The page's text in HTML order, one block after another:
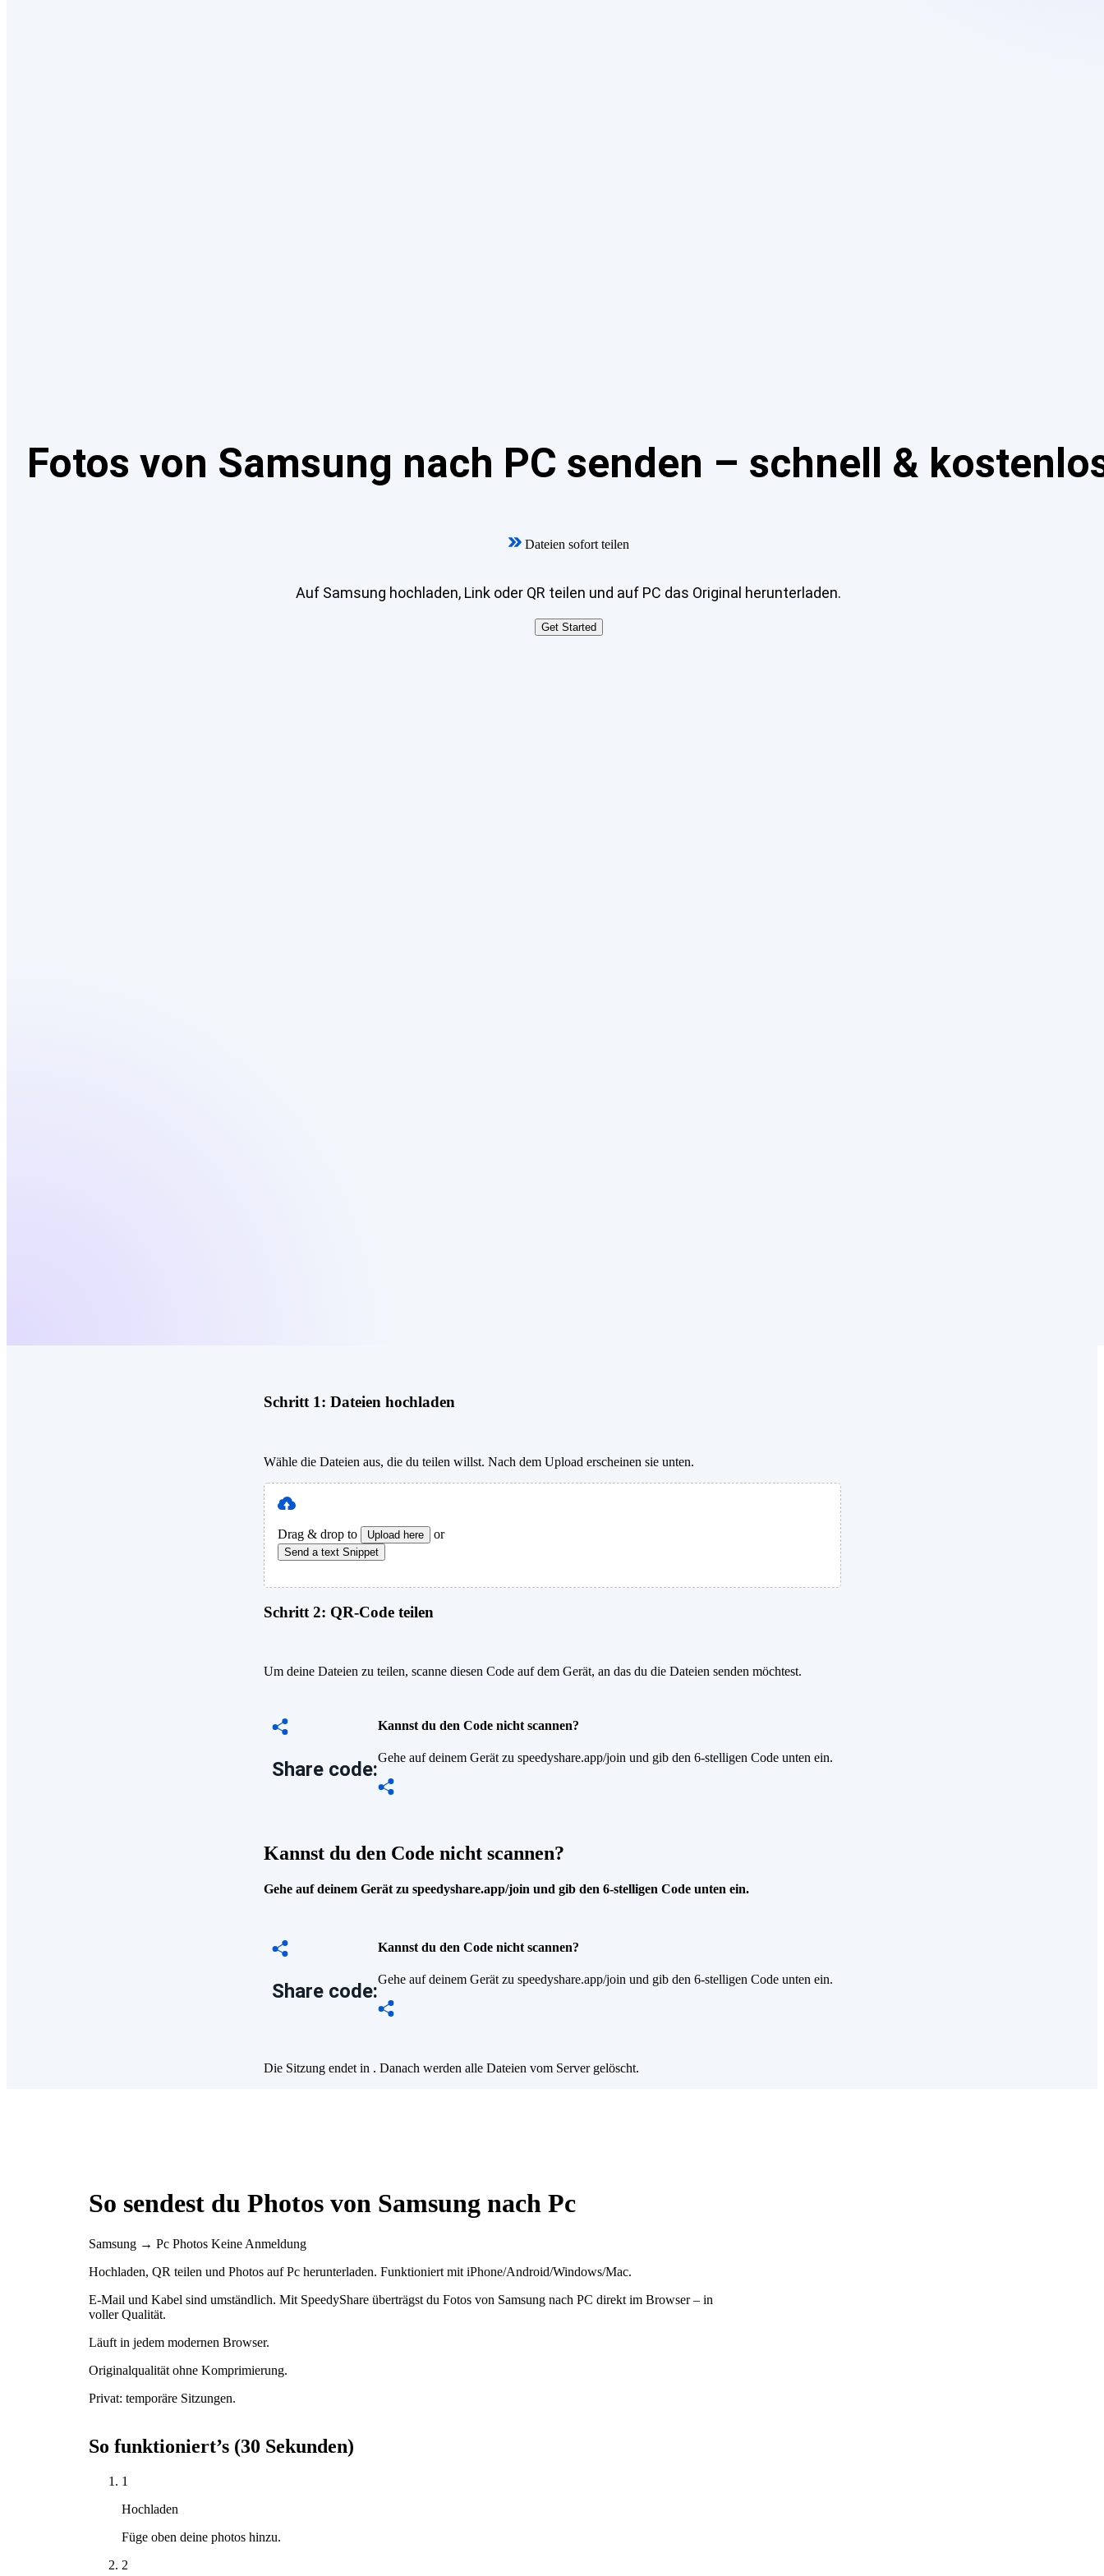
Fotos von Samsung nach PC senden – schnell &
Dateien sofort teilen
Auf Samsung hochladen, Link oder QR teilen und auf PC das Original herunterladen.
Get Started
Schritt 1: Dateien hochladen
Wähle die Dateien aus, die du teilen willst. Nach dem Upload erscheinen sie unten.
Drag & drop to Upload here or
Send a text Snippet
Schritt 2: QR-Code teilen
Um deine Dateien zu teilen, scanne diesen Code auf dem Gerät, an das du die Dateien senden möchtest.
Share code:
Kannst du den Code nicht scannen?
Gehe auf deinem Gerät zu speedyshare.app/join und gib den 6-stelligen Code unten ein.
Kannst du den Code nicht scannen?
Gehe auf deinem Gerät zu speedyshare.app/join und gib den 6-stelligen Code unten ein.
Share code:
Kannst du den Code nicht scannen?
Gehe auf deinem Gerät zu speedyshare.app/join und gib den 6-stelligen Code unten ein.
Die Sitzung endet in . Danach werden alle Dateien vom Server gelöscht.
So sendest du Photos von Samsung nach Pc
Samsung → Pc Photos Keine Anmeldung
Hochladen, QR teilen und Photos auf Pc herunterladen. Funktioniert mit iPhone/Android/Windows/Mac.
E-Mail und Kabel sind umständlich. Mit SpeedyShare überträgst du Fotos von Samsung nach PC direkt im Browser – in
voller Qualität.
Läuft in jedem modernen Browser.
Originalqualität ohne Komprimierung.
Privat: temporäre Sitzungen.
So funktioniert’s (30 Sekunden)
1
Hochladen
Füge oben deine photos hinzu.
2